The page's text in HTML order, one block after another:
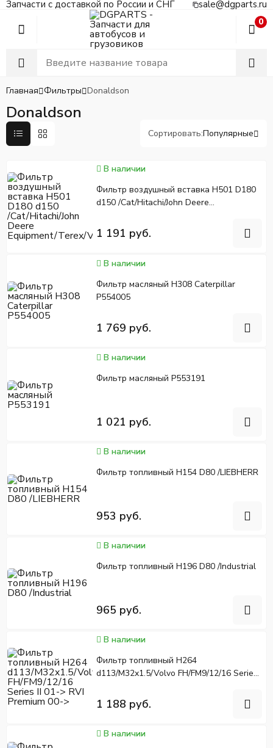
Запчасти с доставкой по России и СНГ sale@dgparts.ru
0
Главная Фильтры Donaldson
Donaldson
Сортировать:Популярные
В наличии
Фильтр воздушный вставка H501 D180
d150 /Cat/Hitachi/John Deere
1 191 руб.
В наличии
Фильтр масляный H308 Caterpillar
P554005
1 769 руб.
В наличии
Фильтр масляный P553191
1 021 руб.
В наличии
Фильтр топливный H154 D80 /LIEBHERR
953 руб.
В наличии
Фильтр топливный H196 D80 /Industrial
965 руб.
В наличии
Фильтр топливный H264
d113/M32x1.5/Volvo FH/FM9/12/16 Series
1 188 руб.
В наличии